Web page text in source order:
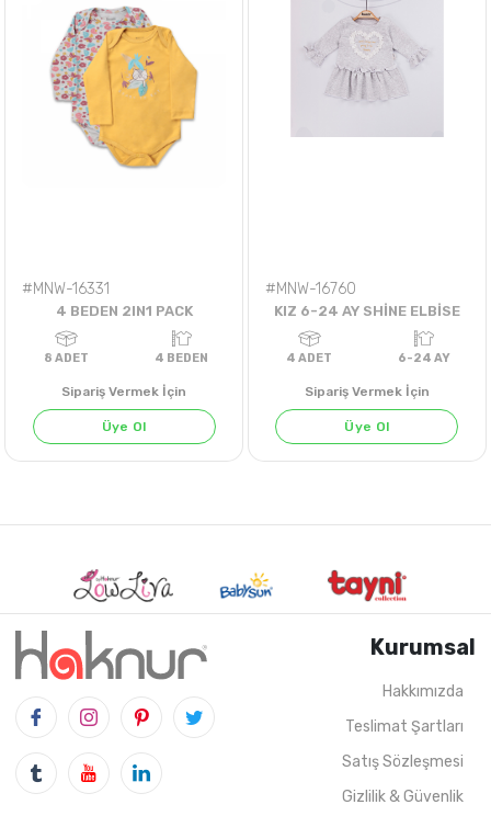
#MNW-16331
4 BEDEN 2IN1 PACK
Sipariş Vermek İçin
Üye Ol
#MNW-16760
KIZ 6-24 AY SHİNE ELBİSE
Sipariş Vermek İçin
Üye Ol
Kurumsal
Hakkımızda
Teslimat Şartları
Satış Sözleşmesi
Gizlilik & Güvenlik